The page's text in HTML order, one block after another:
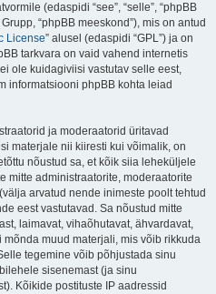
(edaspidi “see”, “selle”, “phpBB
“phpBB meeskond”), mis on antud
License” alusel (edaspidi “GPL”) ja on
tarkvara on vaid vahend internetis
ole kuidagiviisi vastutav selle eest,
informatsiooni phpBB kohta leiad
ja moderaatorid üritavad
materjale nii kiiresti kui võimalik, on
nõustud sa, et kõik siia leheküljele
mitte administraatorite, moderaatorite
arvatud nende inimeste poolt tehtud
eest vastutavad. Sa nõustud mitte
laimavat, vihaõhutavat, ähvardavat,
muud materjali, mis võib rikkuda
tegemine võib põhjustada sinu
sisenemast (ja sinu
Kõikide postituste IP aadressid